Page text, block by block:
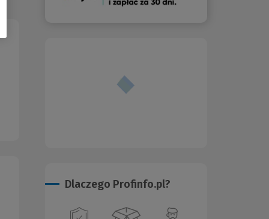
(Nowe
Dlaczego Profinfo.pl?